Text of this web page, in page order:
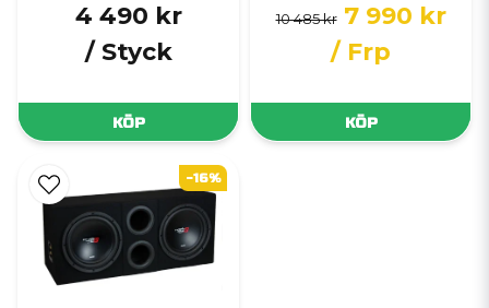
4 490 kr
/ Styck
KÖP
10 485 kr 7 990 kr
/ Frp
KÖP
-16%